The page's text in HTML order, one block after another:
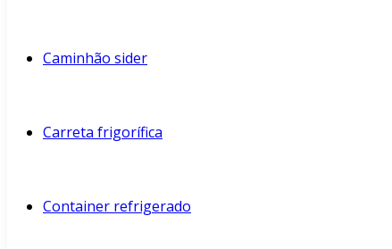
Caminhão sider
Carreta frigorífica
Container refrigerado